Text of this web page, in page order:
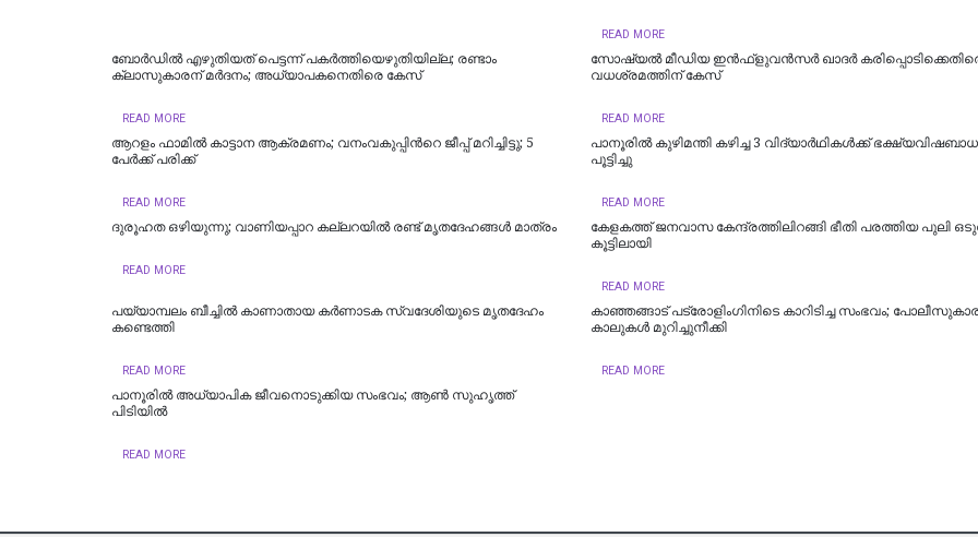
READ MORE
ബോർഡിൽ എഴുതിയത് പെട്ടന്ന് പകർത്തിയെഴുതിയില്ല; രണ്ടാം
ക്ലാസുകാരന് മർദനം; അധ്യാപകനെതിരെ കേസ്
READ MORE
സോഷ്യൽ മീഡിയ ഇൻഫ്‌ളുവൻസർ ഖാദർ
വധശ്രമത്തിന് കേസ്
READ MORE
ആ​റ​ളം ഫാ​മി​ൽ കാ​ട്ടാ​ന ആ​ക്ര​മ​ണം; വ​നം​വ​കു​പ്പി​ന്‍റെ ജീ​പ്പ് മ​റി​ച്ചി​ട്ടു; 5
പേർക്ക് പരിക്ക്
READ MORE
പാനൂരിൽ കുഴിമന്തി കഴിച്ച 3 വിദ്യാർഥികൾക്ക്
പൂട്ടിച്ചു
READ MORE
ദുരൂഹത ഒഴിയുന്നു; വാണിയപ്പാറ കല്ലറയിൽ രണ്ട് മൃതദേഹങ്ങള്‍ മാത്രം
READ MORE
കേളകത്ത് ജനവാസ കേന്ദ്രത്തിലിറങ്ങി ഭീതി പരത്തിയ പുലി
കൂട്ടിലായി
READ MORE
പയ്യാമ്പലം ബീച്ചില്‍ കാണാതായ കര്‍ണാടക സ്വദേശിയുടെ മൃതദേഹം
കണ്ടെത്തി
READ MORE
കാഞ്ഞങ്ങാട് പട്രോളിംഗിനിടെ കാറിടിച്ച സംഭവം;
കാലുകൾ മുറിച്ചുനീക്കി
READ MORE
പാനൂരില്‍ അധ്യാപിക ജീവനൊടുക്കിയ സംഭവം; ആൺ സുഹൃത്ത്
പിടിയില്‍
READ MORE